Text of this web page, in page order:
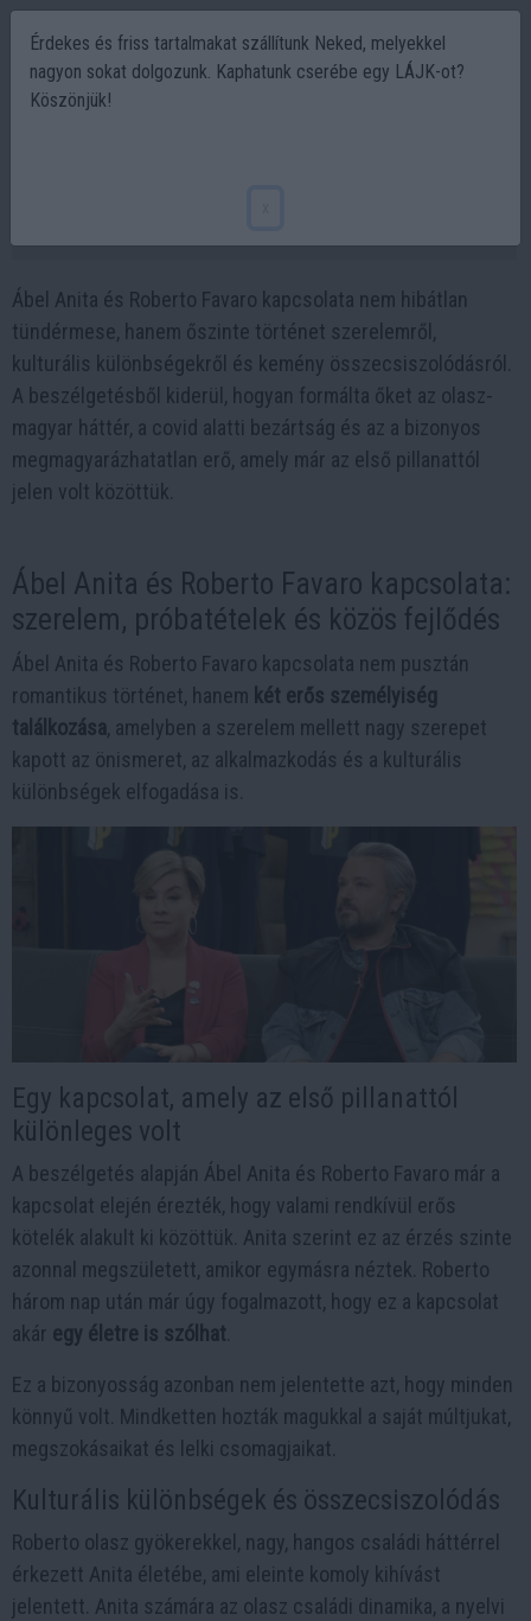
Ábel Anita és Roberto Favaro kapcsolata nem hibátlan
tündérmese, hanem őszinte történet szerelemről,
kulturális különbségekről és kemény összecsiszolódásról.
A beszélgetésből kiderül, hogyan formálta őket az olasz-
magyar háttér, a covid alatti bezártság és az a bizonyos
megmagyarázhatatlan erő, amely már az első pillanattól
jelen volt közöttük.
Ábel Anita és Roberto Favaro kapcsolata:
szerelem, próbatételek és közös fejlődés
Ábel Anita és Roberto Favaro kapcsolata nem pusztán
romantikus történet, hanem két erős személyiség
találkozása, amelyben a szerelem mellett nagy szerepet
kapott az önismeret, az alkalmazkodás és a kulturális
különbségek elfogadása is.
Egy kapcsolat, amely az első pillanattól
különleges volt
A beszélgetés alapján Ábel Anita és Roberto Favaro már a
kapcsolat elején érezték, hogy valami rendkívül erős
kötelék alakult ki közöttük. Anita szerint ez az érzés szinte
azonnal megszületett, amikor egymásra néztek. Roberto
három nap után már úgy fogalmazott, hogy ez a kapcsolat
akár egy életre is szólhat
Ez a bizonyosság azonban nem jelentette azt, hogy minden
könnyű volt. Mindketten hozták magukkal a saját múltjukat,
megszokásaikat és lelki csomagjaikat.
Kulturális különbségek és összecsiszolódás
Roberto olasz gyökerekkel, nagy, hangos családi háttérrel
érkezett Anita életébe, ami eleinte komoly kihívást
jelentett. Anita számára az olasz családi dinamika, a nyelvi
Érdekes és friss tartalmakat szállítunk Neked, melyekkel
nagyon sokat dolgozunk. Kaphatunk cserébe egy LÁJK-ot?
Köszönjük!